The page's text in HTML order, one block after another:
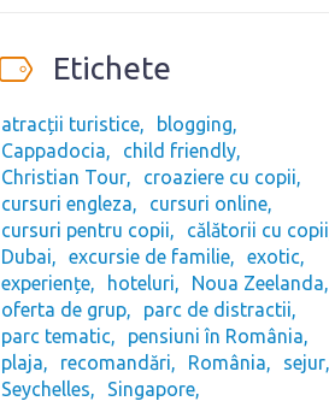
Etichete
atracții turistice
blogging
Cappadocia
child friendly
Christian Tour
croaziere cu copii
cursuri engleza
cursuri online
cursuri pentru copii
călătorii cu copii
Dubai
excursie de familie
exotic
experiențe
hoteluri
Noua Zeelanda
oferta de grup
parc de distractii
parc tematic
pensiuni în România
plaja
recomandări România
sejur
Seychelles
Singapore